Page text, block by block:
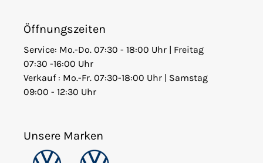
Öffnungszeiten
Service: Mo.-Do. 07:30 - 18:00 Uhr | Freitag
07:30 -16:00 Uhr
Verkauf : Mo.-Fr. 07:30-18:00 Uhr | Samstag
09:00 - 12:30 Uhr
Unsere Marken